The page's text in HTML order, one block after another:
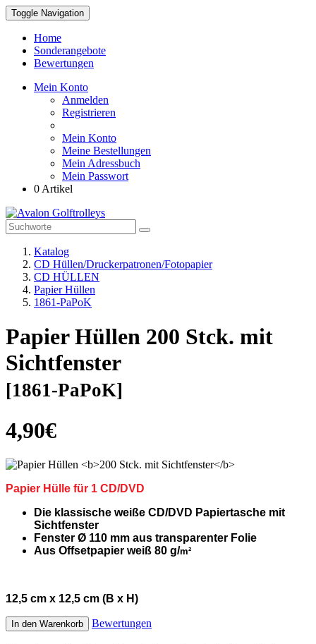
Toggle Navigation
Home
Sonderangebote
Bewertungen
Mein Konto
Anmelden
Registrieren
Mein Konto
Meine Bestellungen
Mein Adressbuch
Mein Passwort
0 Artikel
Katalog
CD Hüllen/Druckerpatronen/Fotopapier
CD HÜLLEN
Papier Hüllen
1861-PaPoK
Papier Hüllen 200 Stck. mit
Sichtfenster
[1861-PaPoK]
4,90€
Papier Hülle für 1 CD/DVD
Die klassische weiße CD/DVD Papiertasche mit
Sichtfenster
Fenster Ø 110 mm aus transparenter Folie
Aus Offsetpapier weiß 80 g/m²
12,5 cm x 12,5 cm (B x H)
In den Warenkorb Bewertungen